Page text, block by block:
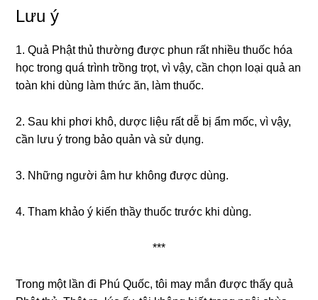
Lưu ý
1. Quả Phật thủ thường được phun rất nhiều thuốc hóa
học trong quá trình trồng trọt, vì vậy, cần chọn loại quả an
toàn khi dùng làm thức ăn, làm thuốc.
2. Sau khi phơi khô, dược liệu rất dễ bị ẩm mốc, vì vậy,
cần lưu ý trong bảo quản và sử dụng.
3. Những người âm hư không được dùng.
4. Tham khảo ý kiến thầy thuốc trước khi dùng.
***
Trong một lần đi Phú Quốc, tôi may mắn được thấy quả